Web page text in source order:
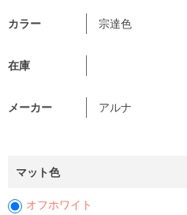
カラー 宗達色
在庫
メーカー アルナ
マット色
オフホワイト